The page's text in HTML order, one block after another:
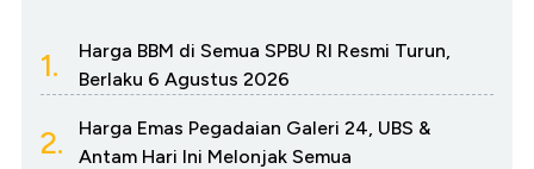
1.
Harga BBM di Semua SPBU RI Resmi Turun,
Berlaku 6 Agustus 2026
2.
Harga Emas Pegadaian Galeri 24, UBS &
Antam Hari Ini Melonjak Semua